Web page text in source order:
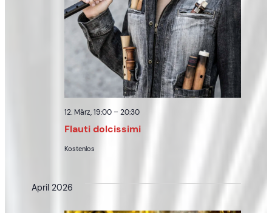
Flauti dolcissimi
12. März, 19:00–20:30
Kostenlos
April 2026